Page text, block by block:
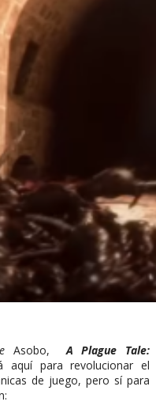
Asobo,A Plague Tale:
aquí para revolucionar el
de juego, pero sí para